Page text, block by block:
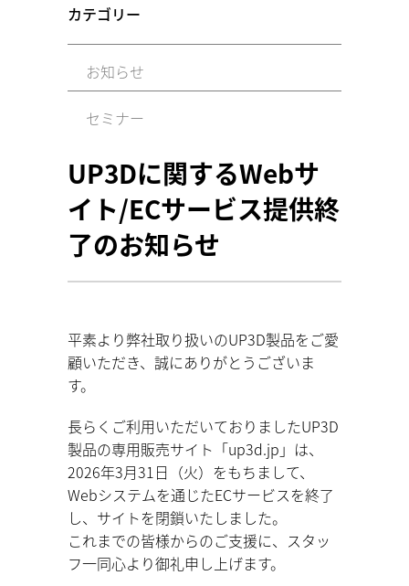
カテゴリー
お知らせ
セミナー
UP3Dに関するWebサ
イト/ECサービス提供終
了のお知らせ
平素より弊社取り扱いのUP3D製品をご愛
顧いただき、誠にありがとうございま
す。
長らくご利用いただいておりましたUP3D
製品の専用販売サイト「up3d.jp」は、
2026年3月31日（火）をもちまして、
Webシステムを通じたECサービスを終了
し、サイトを閉鎖いたしました。
これまでの皆様からのご支援に、スタッ
フ一同心より御礼申し上げます。